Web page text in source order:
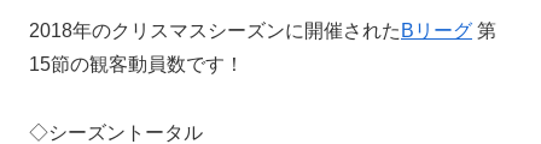
2018年のクリスマスシーズンに開催された Bリーグ 第
15節の観客動員数です！
◇シーズントータル